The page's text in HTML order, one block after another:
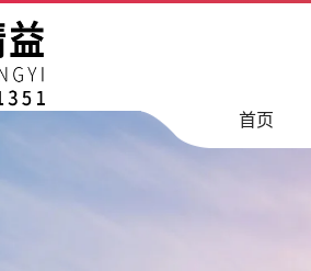
首页